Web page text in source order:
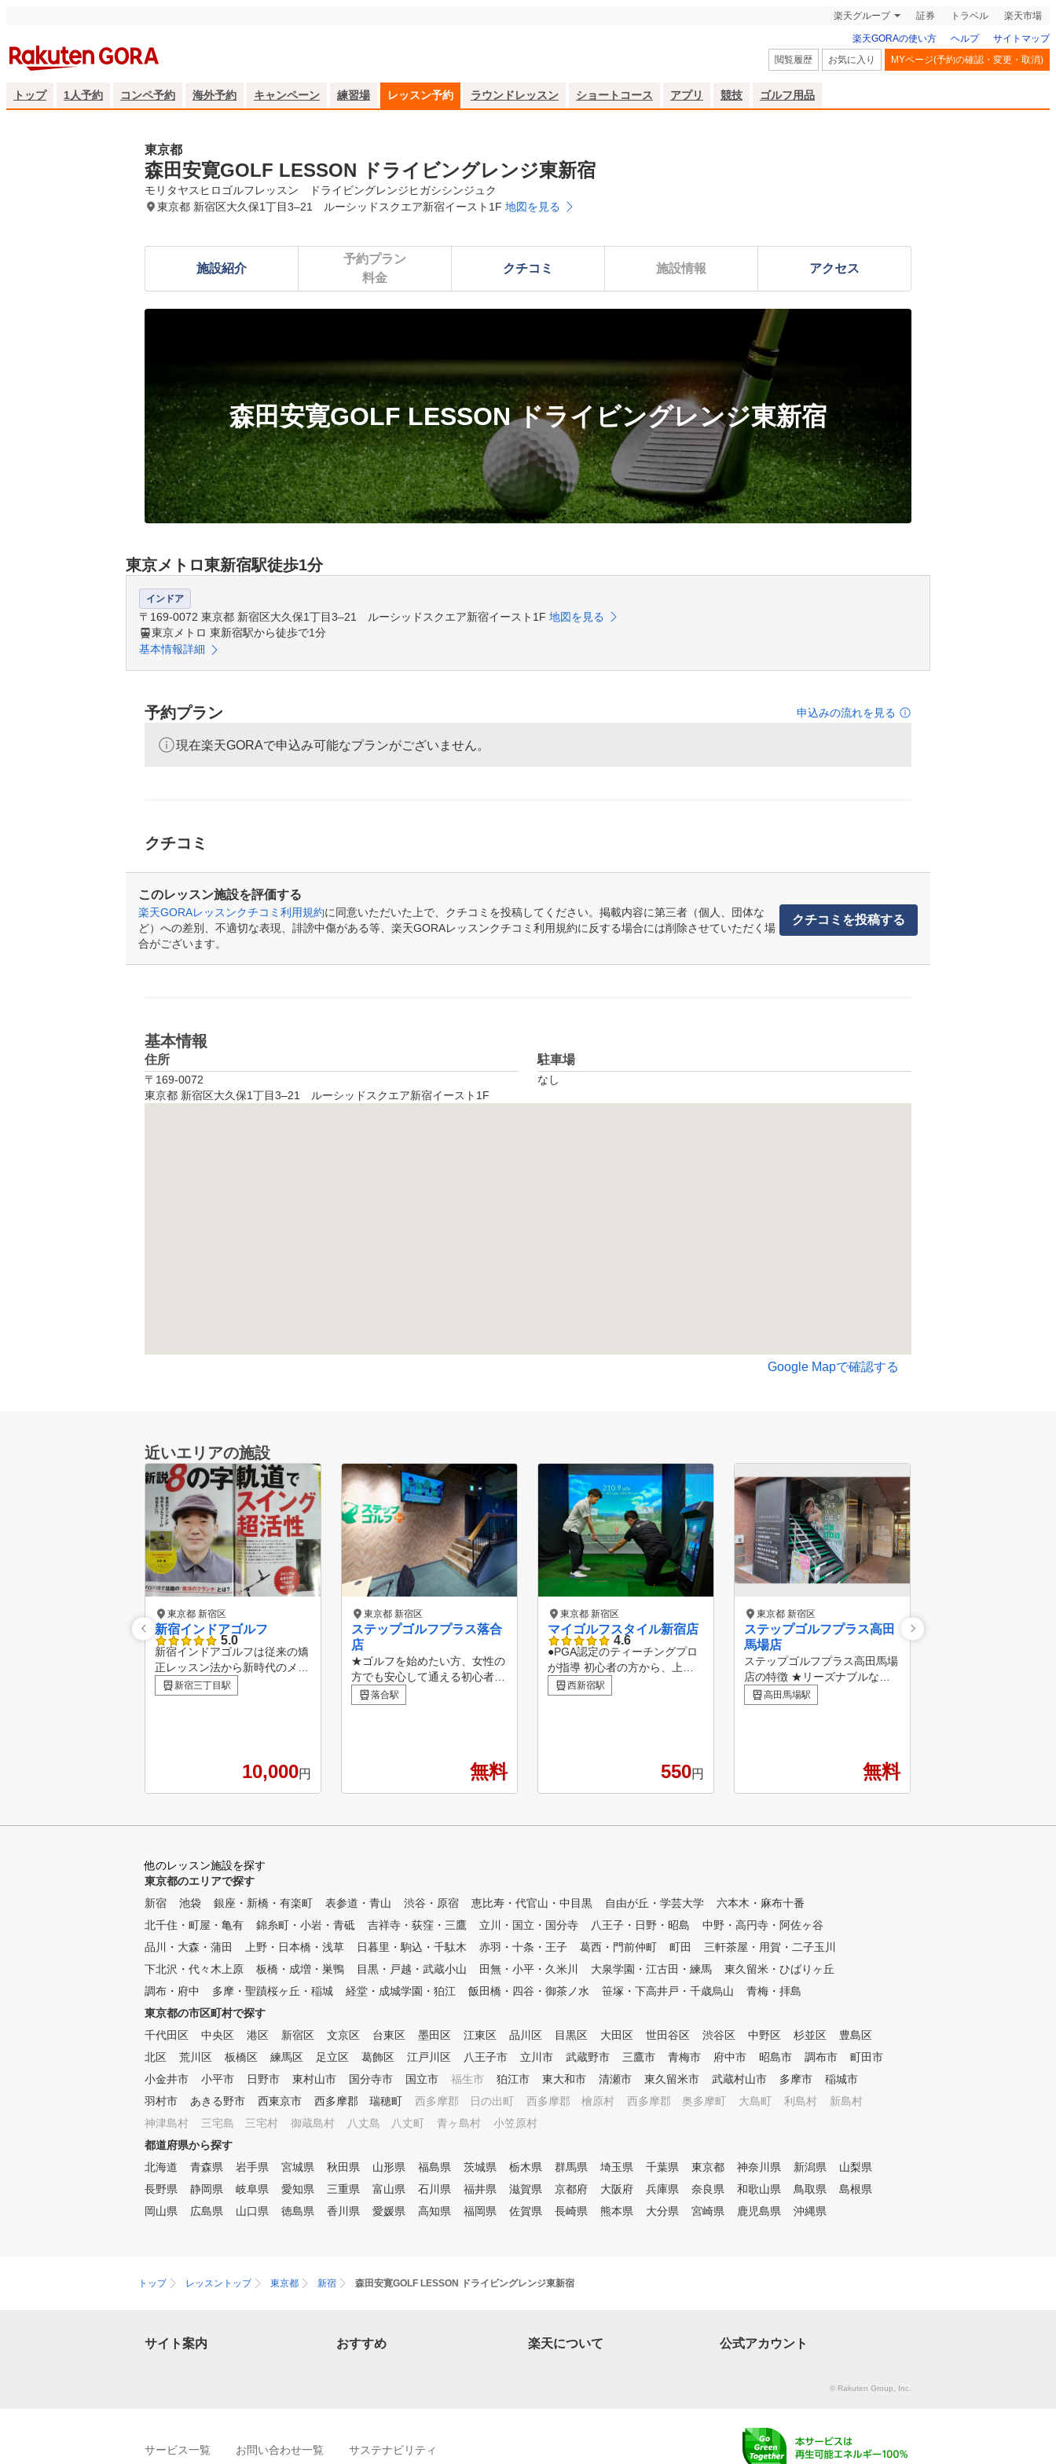
楽天グループ 証券 トラベル 楽天市場
楽天GORAの使い方 ヘルプ
サイトマップ
閲覧履歴
お気に入り MYページ(予約の確認・変更・取消)
トップ 1人予約 コンペ予約 海外予約 キャンペーン 練習場 レッスン予約 ラウンドレッスン ショートコース アプリ 競技 ゴルフ用品
東京都
森田安寛GOLF LESSON ドライビングレンジ東新宿
モリタヤスヒロゴルフレッスン　ドライビングレンジヒガシシンジュク
東京都 新宿区大久保1丁目3‒21 ルーシッドスクエア新宿イースト1F 地図を見る
施設紹介
予約プラン
料金
クチコミ 施設情報 アクセス
森田安寛GOLF LESSON ドライビングレンジ東新宿
東京メトロ東新宿駅徒歩1分
インドア
〒169-0072 東京都 新宿区大久保1丁目3‒21 ルーシッドスクエア新宿イースト1F 地図を見る
東京メトロ 東新宿駅から徒歩で1分
基本情報詳細
予約プラン 申込みの流れを見る
現在楽天GORAで申込み可能なプランがございません。
クチコミ
このレッスン施設を評価する
楽天GORAレッスンクチコミ利用規約に同意いただいた上で、クチコミを投稿してください。掲載内容に第三者（個人、団体な
ど）への差別、不適切な表現、誹謗中傷がある等、楽天GORAレッスンクチコミ利用規約に反する場合には削除させていただく場
合がございます。
クチコミを投稿する
基本情報
住所
〒169-0072
東京都 新宿区大久保1丁目3‒21　ルーシッドスクエア新宿イースト1F
駐車場
なし
Google Mapで確認する
近いエリアの施設
東京都 新宿区
新宿インドアゴルフ
5.0
新宿インドアゴルフは従来の矯
正レッスン法から新時代のメン
タル構築レッスンを確立 して
います。 メンタル構築法は、
い出すことができるという理想
的なレッスン法であります。
を覚えるために何個も何個もボ
使って覚えようとしています。
しかし左脳は直列処理が特徴の
ため、何かをすれば何かが出来
なくなってしまいます。 一度
に大量の情報を受け入れて処理
することができない。 これが
、打っても打っても 上手くい
繰り返しで、なかなか上手くな
れない原因なのです。 しかし
、メンタル構築法は、まず右脳
を活 性化させることから始ま
る。 独自に開発しまた練習器
具による多目的練習で、イメー
カと直感力を強化し、 高速に
大量の情報を受け入れら れる
並列処理という特徴を活用して
いく。 このため、短時間で大
量に記憶、覚えたことはいつま
でも忘れず(いつでも思い出す
ルフ上達が誰にでも可能になり
具はそのようなテーマを感覚的
施しております！
新宿三丁目駅
10,000円
東京都 新宿区
ステップゴルフプラス落合
店
★ゴルフを始めたい方、女性の
方でも安心して通える初心者プ
ログラムも充実!!～無料体験予
約受付中!!～ ★新規入会いただ
ゴルフクラブ&シューズは無料
落合駅
無料
東京都 新宿区
マイゴルフスタイル新宿店
4.6
●PGA認定のティーチングプロ
が指導 初心者の方から、上級
者の方まで幅広く確かなレッス
ンを提供いたします。 ●クラブ
設置し、弾道解析器とスイング
モニターを導入致しました。是
傾斜付きパター練習も新設！パ
西新宿駅
550円
東京都 新宿区
ステップゴルフプラス高田
馬場店
ステップゴルフプラス高田馬場
店の特徴 ★リーズナブルな定
額制の料金プランで通い放題・
打ち放題！ ★JR山手線・西武
★上級者だけでなく、初心者の
高田馬場駅
無料
他のレッスン施設を探す
東京都のエリアで探す
新宿
池袋 銀座・新橋・有楽町 表参道・青山 渋谷・原宿 恵比寿・代官山・中目黒 自由が丘・学芸大学
六本木・麻布十番
北千住・町屋・亀有
錦糸町・小岩・青砥 吉祥寺・荻窪・三鷹 立川・国立・国分寺 八王子・日野・昭島
中野・高円寺・阿佐ヶ谷
品川・大森・蒲田
上野・日本橋・浅草 日暮里・駒込・千駄木 赤羽・十条・王子 葛西・門前仲町 町田
三軒茶屋・用賀・二子玉川
下北沢・代々木上原
板橋・成増・巣鴨 目黒・戸越・武蔵小山 田無・小平・久米川 大泉学園・江古田・練馬
東久留米・ひばりヶ丘
調布・府中
多摩・聖蹟桜ヶ丘・稲城 経堂・成城学園・狛江 飯田橋・四谷・御茶ノ水 笹塚・下高井戸・千歳烏山
青梅・拝島
東京都の市区町村で探す
千代田区
中央区 港区 新宿区 文京区 台東区 墨田区 江東区 品川区 目黒区 大田区 世田谷区 渋谷区 中野区 杉並区
豊島区
北区
荒川区 板橋区 練馬区 足立区 葛飾区 江戸川区 八王子市 立川市 武蔵野市 三鷹市 青梅市 府中市 昭島市 調布市
町田市
小金井市
小平市 日野市 東村山市 国分寺市 国立市 福生市 狛江市 東大和市 清瀬市 東久留米市 武蔵村山市 多摩市
稲城市
羽村市
あきる野市 西東京市 西多摩郡 瑞穂町 西多摩郡 日の出町 西多摩郡 檜原村 西多摩郡 奥多摩町 大島町 利島村
新島村
神津島村
三宅島 三宅村 御蔵島村 八丈島 八丈町 青ヶ島村
小笠原村
都道府県から探す
北海道
青森県 岩手県 宮城県 秋田県 山形県 福島県 茨城県 栃木県 群馬県 埼玉県 千葉県 東京都 神奈川県 新潟県
山梨県
長野県
静岡県 岐阜県 愛知県 三重県 富山県 石川県 福井県 滋賀県 京都府 大阪府 兵庫県 奈良県 和歌山県 鳥取県
島根県
岡山県
広島県 山口県 徳島県 香川県 愛媛県 高知県 福岡県 佐賀県 長崎県 熊本県 大分県 宮崎県 鹿児島県 沖縄県
トップ レッスントップ 東京都 新宿 森田安寛GOLF LESSON ドライビングレンジ東新宿
サイト案内 おすすめ 楽天について 公式アカウント
© Rakuten Group, Inc.
サービス一覧 お問い合わせ一覧 サステナビリティ